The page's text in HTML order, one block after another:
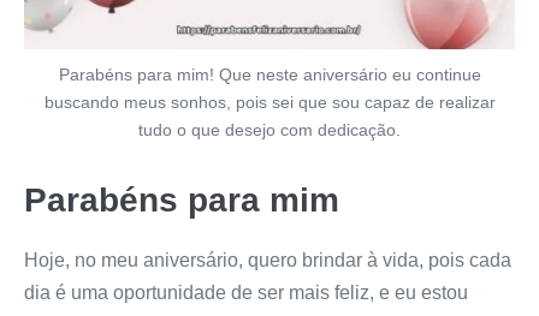
Parabéns para mim! Que neste aniversário eu continue
buscando meus sonhos, pois sei que sou capaz de realizar
tudo o que desejo com dedicação.
Parabéns para mim
Hoje, no meu aniversário, quero brindar à vida, pois cada
dia é uma oportunidade de ser mais feliz, e eu estou